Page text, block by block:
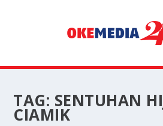
TAG: SENTUHAN
CIAMIK